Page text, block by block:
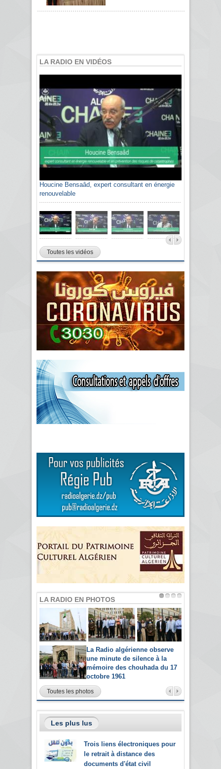
LA RADIO EN VIDÉOS
Houcine Bensaâd, expert consultant en énergie
renouvelable
Toutes les vidéos
LA RADIO EN PHOTOS
La Radio algérienne observe
une minute de silence à la
mémoire des chouhada du 17
octobre 1961
Toutes les photos
Les plus lus
Trois liens électroniques pour
le retrait à distance des
documents d'état civil